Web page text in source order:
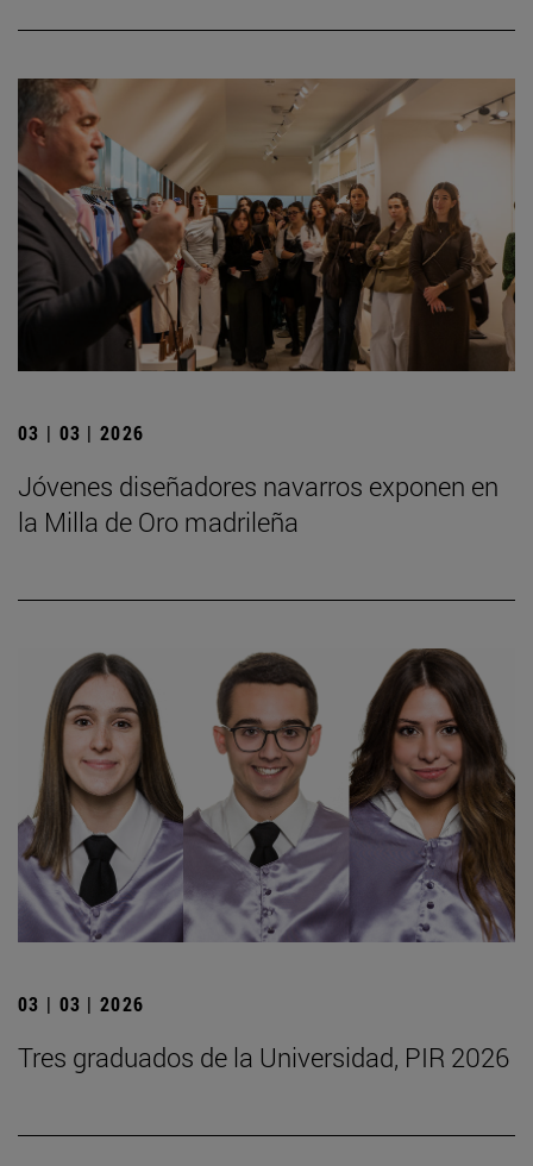
03 | 03 | 2026
Jóvenes diseñadores navarros exponen en
la Milla de Oro madrileña
03 | 03 | 2026
Tres graduados de la Universidad, PIR 2026